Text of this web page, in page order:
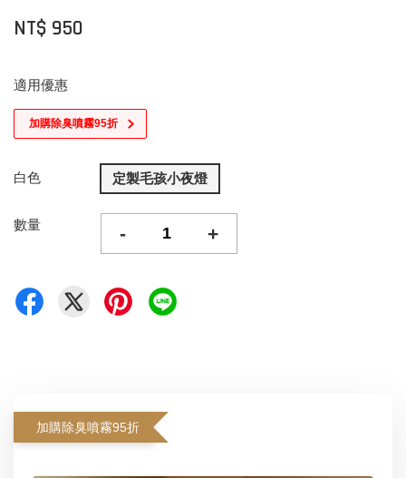
NT$ 950
適用優惠
加購除臭噴霧95折
白色 定製毛孩小夜燈
數量 - +
加購除臭噴霧95折